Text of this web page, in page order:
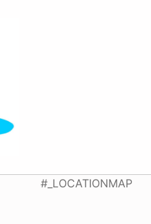
#_LOCATIONMAP